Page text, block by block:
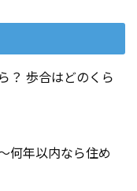
？ 歩合はどのくら
何年以内なら住め